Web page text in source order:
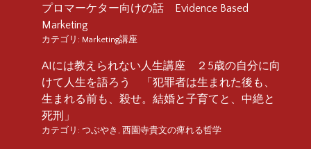
プロマーケター向けの話 Evidence Based
Marketing
カテゴリ: Marketing講座
AIには教えられない人生講座 ２5歳の自分に向
けて人生を語ろう 「犯罪者は生まれた後も、
生まれる前も、殺せ。結婚と子育てと、中絶と
死刑」
カテゴリ: つぶやき , 西園寺貴文の痺れる哲学